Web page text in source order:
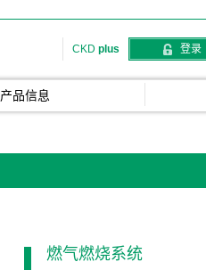
CKD plus 登录
产品信息
燃气燃烧系统